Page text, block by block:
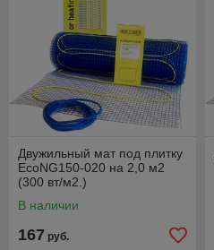
Двужильный мат под плитку
EcoNG150-020 на 2,0 м2
(300 вт/м2.)
В наличии
167 руб.